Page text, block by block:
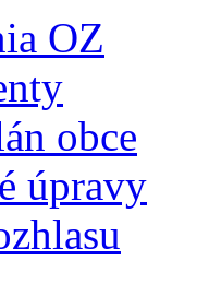
OZ
obce
úpravy